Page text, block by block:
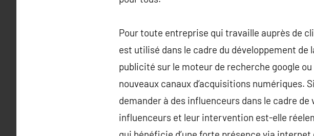
Pour toute entreprise qui travaille auprès de
est utilisé dans le cadre du développement
publicité sur le moteur de recherche google
nouveaux canaux d’acquisitions numériques.
demander à des influenceurs dans le cadre
influenceurs et leur intervention est-elle